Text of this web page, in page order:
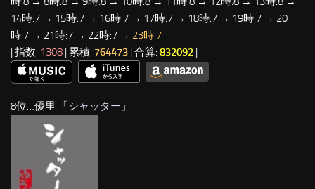
14時:7 → 15時:7 → 16時:7 → 17時:7 → 18時:7 → 19時:7 → 20
時:7 → 21時:7 → 22時:7 → 23時:7
| 指数: 1308 | 累積: 764473 | 合算: 832092
8位…優里 「シャッター 」